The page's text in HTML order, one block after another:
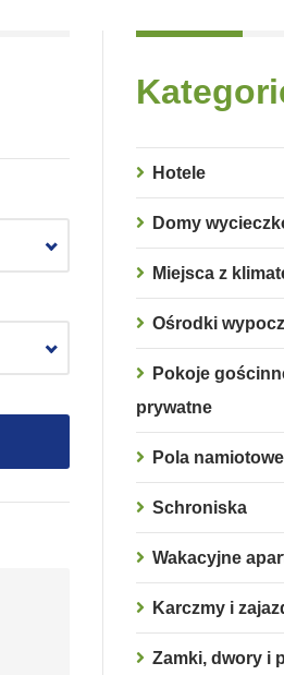
Hotele
Domy
Miejsca z
Ośrodki
Pokoje
prywatne
Pola
Schroniska
Wakacyjne
Karczmy i
Zamki, dwory i